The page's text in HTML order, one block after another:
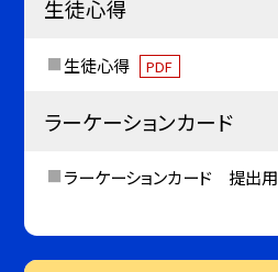
生徒心得
生徒心得 PDF
ラーケーションカード
ラーケーションカード 提出用